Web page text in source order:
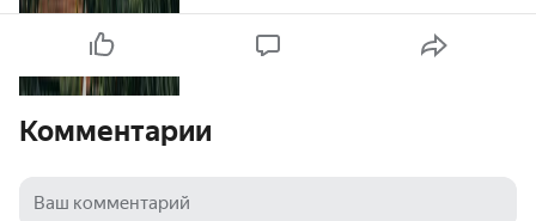
Комментарии